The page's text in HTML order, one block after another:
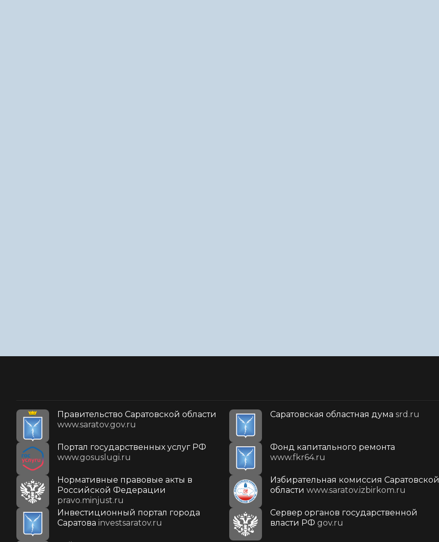
Правительство Саратовской области
www.saratov.gov.ru
Саратовская областная дума srd.ru
Портал государственных услуг РФ
www.gosuslugi.ru
Фонд капитального ремонта
www.fkr64.ru
Нормативные правовые акты в
Российской Федерации
pravo.minjust.ru
Избирательная комиссия Саратовской
области www.saratov.izbirkom.ru
Инвестиционный портал города
Саратова investsaratov.ru
Сервер органов государственной
власти РФ gov.ru